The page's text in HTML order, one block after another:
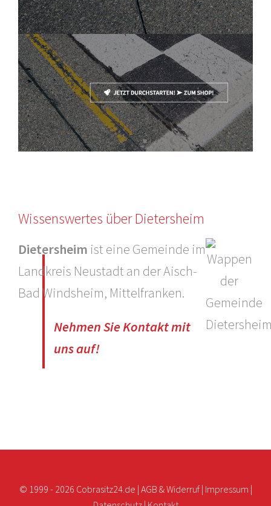
Wissenswertes über Dietersheim
Dietersheim ist eine Gemeinde im
Landkreis Neustadt an der Aisch-
Bad Windsheim, Mittelfranken.
Nehmen Sie Kontakt mit
uns auf!
© 1999 - 2026 Cobrasitz24.de | AGB & Widerruf| Impressum |